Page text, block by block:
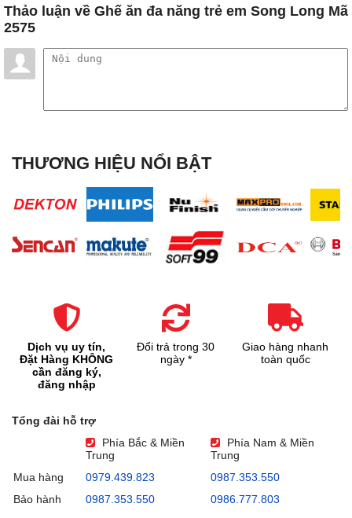
Thảo luận về Ghế ăn đa năng trẻ em Song Long Mã
2575
THƯƠNG HIỆU NỔI BẬT
Dịch vụ uy tín,
Đặt Hàng KHÔNG
cần đăng ký,
đăng nhập
Đổi trả trong 30
ngày *
Giao hàng nhanh
toàn quốc
Tổng đài hỗ trợ
Phía Bắc & Miền
Trung
Phía Nam & Miền
Trung
Mua hàng
0979.439.823
0987.353.550
Bảo hành
0987.353.550 0986.777.803